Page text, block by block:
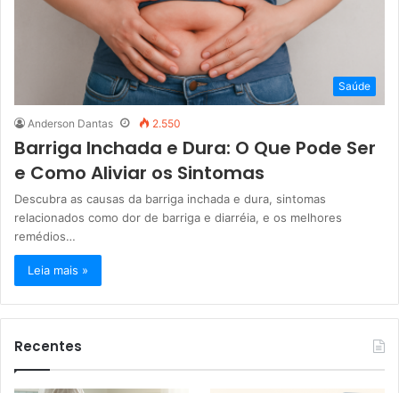
Saúde
Anderson Dantas 2.550
Barriga Inchada e Dura: O Que Pode Ser
e Como Aliviar os Sintomas
Descubra as causas da barriga inchada e dura, sintomas
relacionados como dor de barriga e diarréia, e os melhores
remédios…
Leia mais »
Recentes